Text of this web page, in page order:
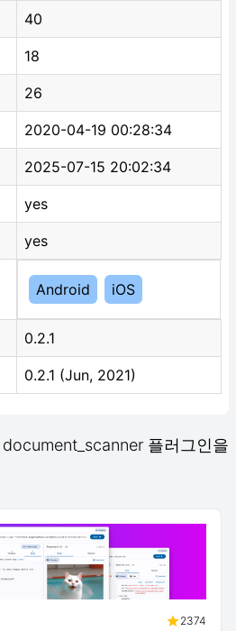
40
18
26
2020-04-19 00:28:34
2025-07-15 20:02:34
yes
yes
Android iOS
0.2.1
0.2.1 (Jun, 2021)
플러그인을
2374